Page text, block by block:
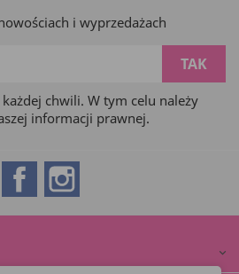
i wyprzedażach
chwili. W tym celu należy
informacji prawnej.
Facebook
